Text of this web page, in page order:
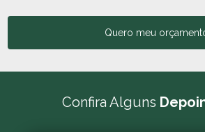
Quero meu
Confira Alguns